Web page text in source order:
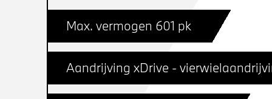
Max. vermogen 601 pk
Aandrijving xDrive -